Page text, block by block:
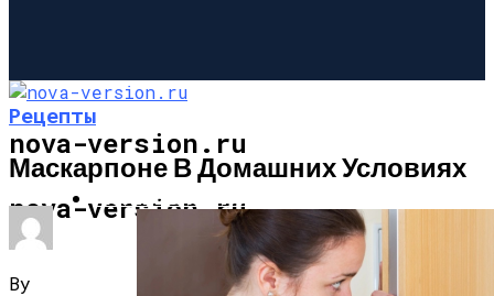
nova-version.ru
nova-version.ru
ИНТЕРЕСНОЕ И ПОЗНАВАТЕЛЬНОЕ
Рецепты
Маскарпоне В Домашних Условиях
By